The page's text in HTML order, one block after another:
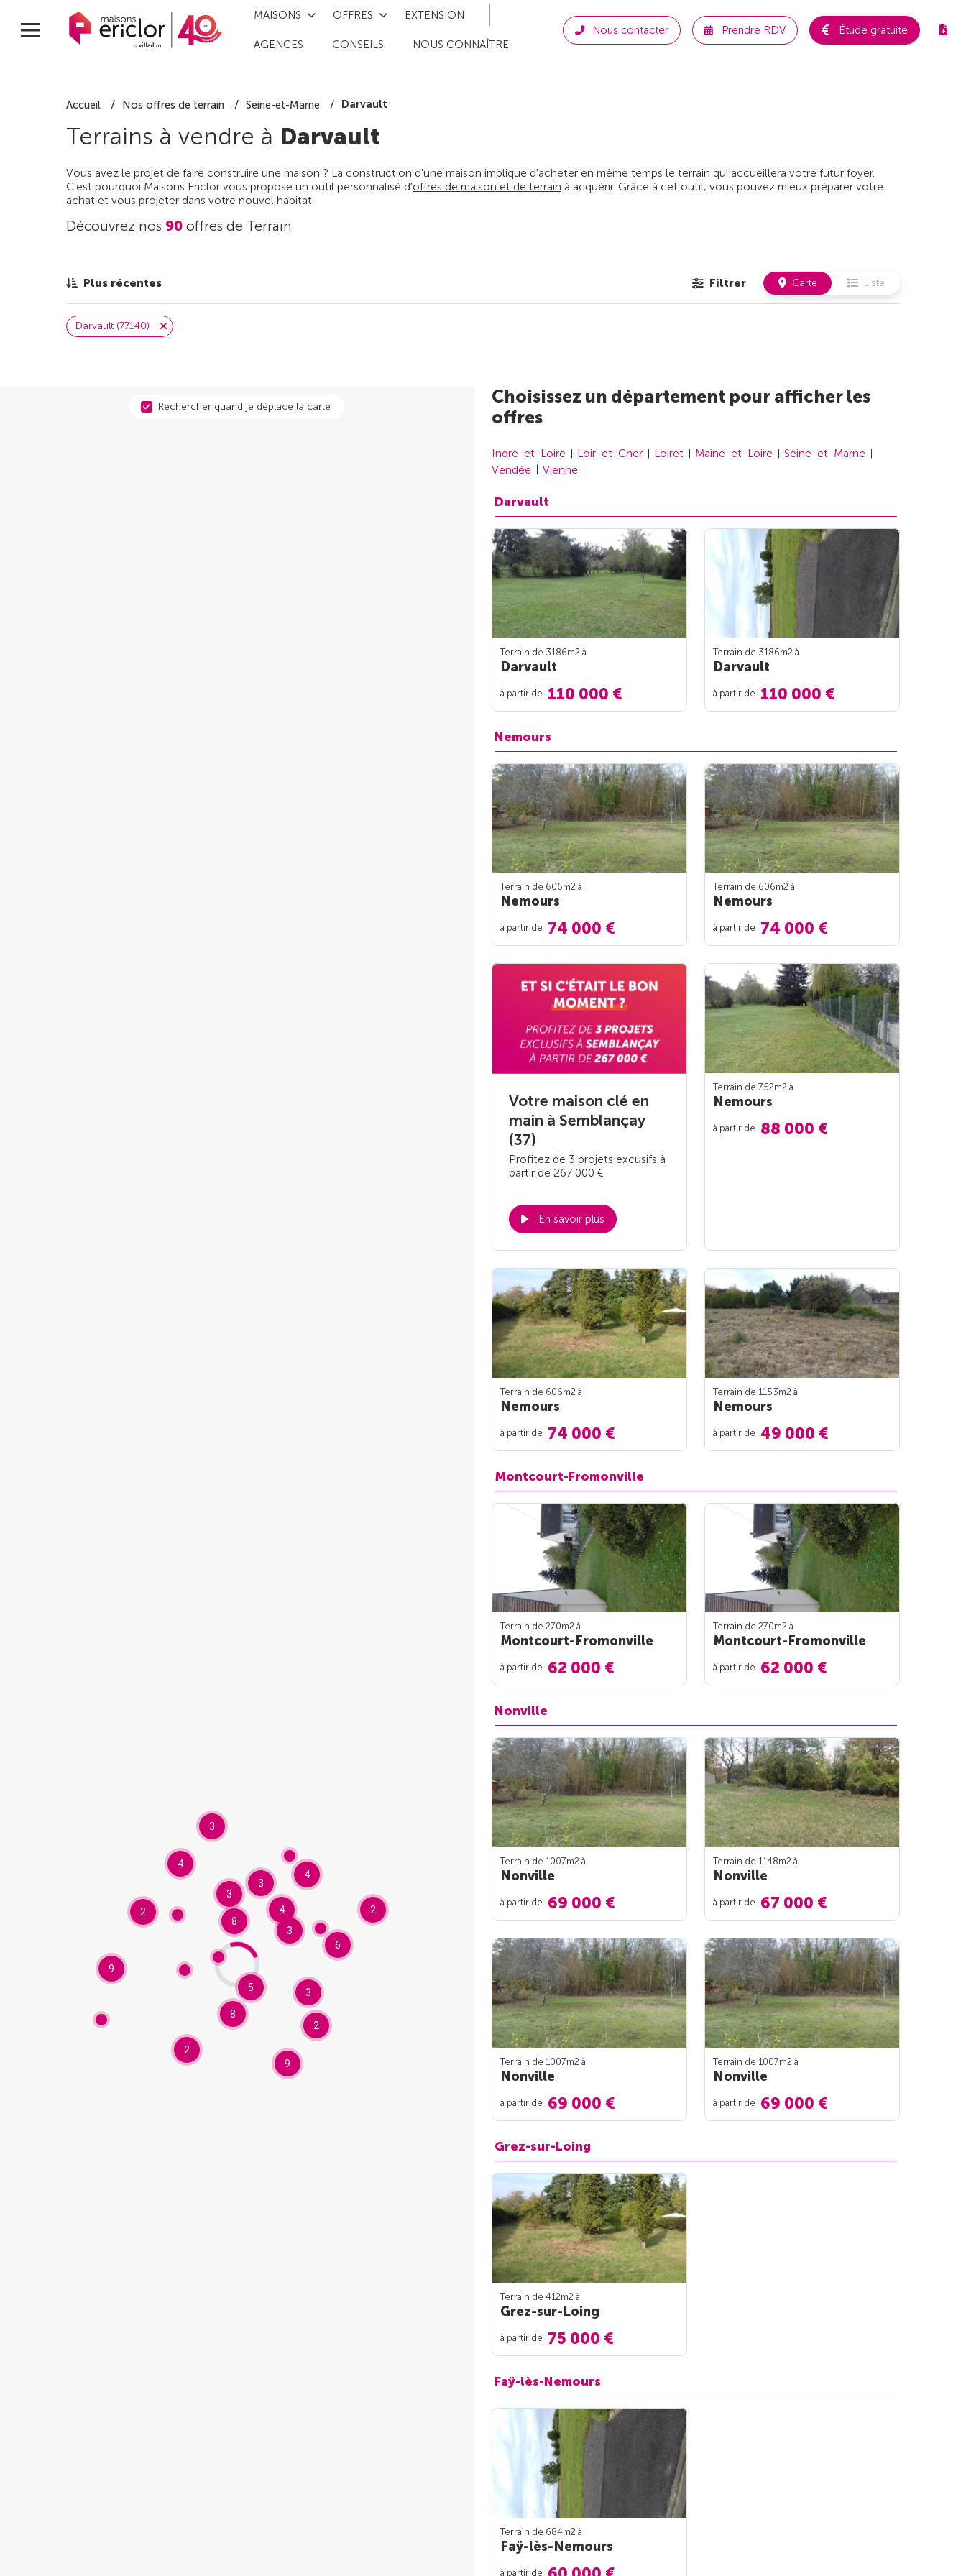
MAISONS OFFRES EXTENSION
AGENCES CONSEILS NOUS CONNAÎTRE
Nous contacter Prendre RDV Étude gratuite
Accueil Nos offres de terrain Seine-et-Marne Darvault
Terrains à vendre à Darvault
Vous avez le projet de faire construire une maison ? La construction d'une maison implique d'acheter en même temps le terrain qui accueillera votre futur foyer.
C'est pourquoi Maisons Ericlor vous propose un outil personnalisé d'offres de maison et de terrain à acquérir. Grâce à cet outil, vous pouvez mieux préparer votre
achat et vous projeter dans votre nouvel habitat.
Découvrez nos 90 offres de Terrain
Plus récentes Filtrer Carte Liste
Darvault (77140)
3
8
4
9
3
6
9
3
4
2
3
5
8
3
2
2
4
2
Rechercher quand je déplace la carte
Choisissez un département pour afficher les
offres
Indre-et-Loire Loir-et-Cher Loiret Maine-et-Loire
Seine-et-Marne
Vendée
Vienne
Darvault
Terrain de 3186m2 à
Darvault
à partir de 110 000 €
Terrain de 3186m2 à
Darvault
à partir de 110 000 €
Nemours
Terrain de 606m2 à
Nemours
à partir de 74 000 €
Terrain de 606m2 à
Nemours
à partir de 74 000 €
Votre maison clé en
main à Semblançay
(37)
Profitez de 3 projets excusifs à
partir de 267 000 €
En savoir plus
Terrain de 752m2 à
Nemours
à partir de 88 000 €
Terrain de 606m2 à
Nemours
à partir de 74 000 €
Terrain de 1153m2 à
Nemours
à partir de 49 000 €
Montcourt-Fromonville
Terrain de 270m2 à
Montcourt-Fromonville
à partir de 62 000 €
Terrain de 270m2 à
Montcourt-Fromonville
à partir de 62 000 €
Nonville
Terrain de 1007m2 à
Nonville
à partir de 69 000 €
Terrain de 1148m2 à
Nonville
à partir de 67 000 €
Terrain de 1007m2 à
Nonville
à partir de 69 000 €
Terrain de 1007m2 à
Nonville
à partir de 69 000 €
Grez-sur-Loing
Terrain de 412m2 à
Grez-sur-Loing
à partir de 75 000 €
Faÿ-lès-Nemours
Terrain de 684m2 à
Faÿ-lès-Nemours
à partir de